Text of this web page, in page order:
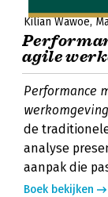
Kilian Wawoe
agile
Performance
werkomgeving
de
analyse
aanpak die
Boek bekijken